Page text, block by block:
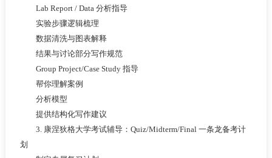
Lab Report / Data 分析指导
实验步骤逻辑梳理
数据清洗与图表解释
结果与讨论部分写作规范
Group Project/Case Study 指导
帮你理解案例
分析模型
提供结构化写作建议
3. 康涅狄格大学考试辅导：Quiz/Midterm/Final 一条龙备考计
划